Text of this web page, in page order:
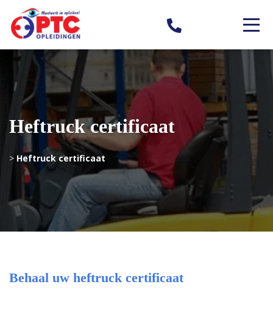
Heftruck certificaat
> Heftruck certificaat
Behaal uw heftruck certificaat